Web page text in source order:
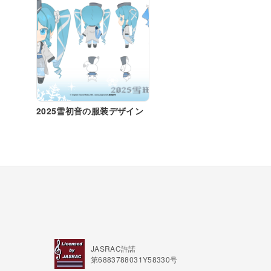
2025雪初音の服装デザイン
JASRAC許諾
第6883788031Y58330号